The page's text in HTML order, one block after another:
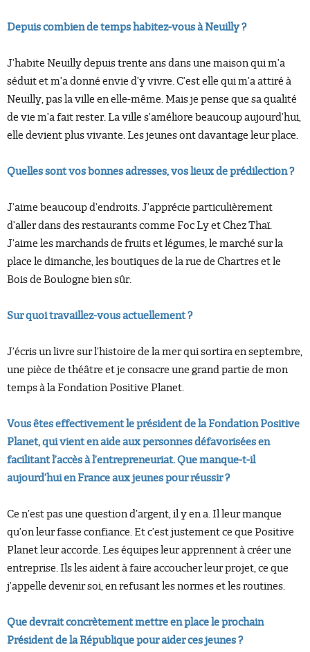
Depuis combien de temps habitez-vous à Neuilly?
J’habite Neuilly depuis trente ans dans une maison qui m’a
séduit et m’a donné envie d’y vivre. C’est elle qui m’a attiré à
Neuilly, pas la ville en elle-même. Mais je pense que sa qualité
de vie m’a fait rester. La ville s’améliore beaucoup aujourd’hui,
elle devient plus vivante. Les jeunes ont davantage leur place.
Quelles sont vos bonnes adresses, vos lieux de prédilection ?
J’aime beaucoup d’endroits. J’apprécie particulièrement
d’aller dans des restaurants comme Foc Ly et Chez Thaï.
J’aime les marchands de fruits et légumes, le marché sur la
place le dimanche, les boutiques de la rue de Chartres et le
Bois de Boulogne bien sûr.
Sur quoi travaillez-vous actuellement ?
J’écris un livre sur l’histoire de la mer qui sortira en septembre,
une pièce de théâtre et je consacre une grand partie de mon
temps à la Fondation Positive Planet.
Vous êtes effectivement le présidentde la Fondation Positive
Planet, qui vient en aide aux personnes défavorisées en
facilitant l’accès à l’entrepreneuriat. Que manque-t-il
aujourd’hui en France aux jeunes pour réussir ?
Ce n’est pas une question d’argent, il y en a. Il leur manque
qu’on leur fasse confiance. Et c’est justement ce que Positive
Planet leur accorde. Les équipes leur apprennent à créer une
entreprise. Ils les aident à faire accoucher leur projet, ce que
j’appelle devenir soi, en refusant les normes et les routines.
Que devrait concrètement mettre en place le prochain
Président de la République pour aider ces jeunes ?